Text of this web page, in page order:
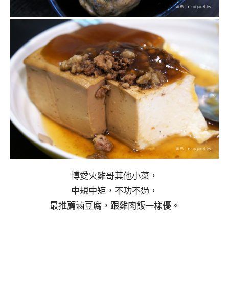
博愛火雞哥其他小菜，
中規中矩，不功不過，
最推薦滷豆腐，跟雞肉飯一樣優。